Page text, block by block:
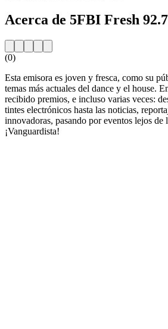
Acerca de 5FBI Fresh
(0)
Esta emisora es joven y fresca, como su
temas más actuales del dance y el house.
recibido premios, e incluso varias veces:
tintes electrónicos hasta las noticias,
innovadoras, pasando por eventos lejos de
¡Vanguardista!